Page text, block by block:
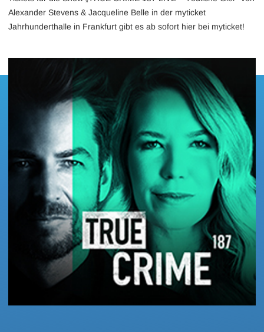
Alexander Stevens & Jacqueline Belle in der myticket
Jahrhunderthalle in Frankfurt gibt es ab sofort hier bei myticket!